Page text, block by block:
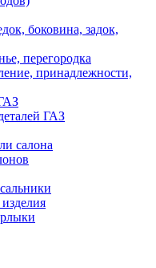
боковина, задок,
перегородка
принадлежности,
ГАЗ
салона